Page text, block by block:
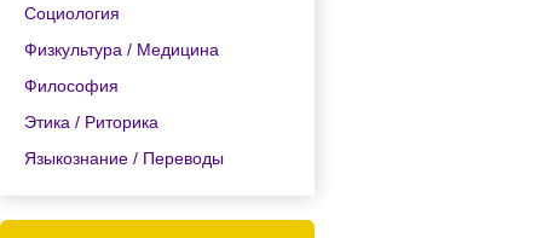
Социология
Физкультура / Медицина
Философия
Этика / Риторика
Языкознание / Переводы